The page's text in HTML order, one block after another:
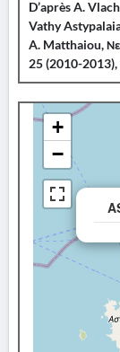
D’après A.
Vathy
A. Matthaiou,
25 (2010-
+
−